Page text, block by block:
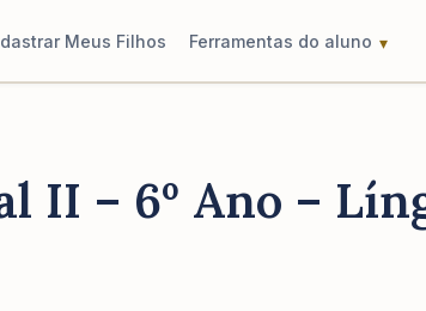
Meus Filhos Ferramentas do aluno
II – 6º Ano –